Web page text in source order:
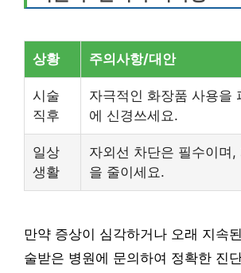
상황 주의사항/대안
시술
직후
자극적인 화장품 사용을
에 신경쓰세요.
일상
생활
자외선 차단은 필수이며,
을 줄이세요.
만약 증상이 심각하거나 오래 지속
술받은 병원에 문의하여 정확한 진